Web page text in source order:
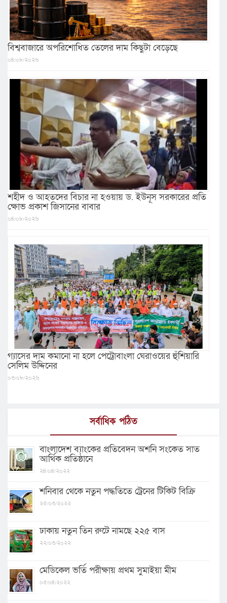
বিশ্ববাজারে অপরিশোধিত তেলের দাম কিছুটা বেড়েছে
০৪/০৮/২০২৬
শহীদ ও আহতদের বিচার না হওয়ায় ড. ইউনূস সরকারের প্রতি
ক্ষোভ প্রকাশ জিসানের বাবার
০৪/০৮/২০২৬
গ্যাসের দাম কমানো না হলে পেট্রোবাংলা ঘেরাওয়ের হুঁশিয়ারি
সেলিম উদ্দিনের
০৩/০৮/২০২৬
সর্বাধিক পঠিত
বাংলাদেশ ব্যাংকের প্রতিবেদন অশনি সংকেত সাত
আর্থিক প্রতিষ্ঠানে
২৪/০৪/২০২২
শনিবার থেকে নতুন পদ্ধতিতে ট্রেনের টিকিট বিক্রি
২৫/০৩/২০২২
ঢাকায় নতুন তিন রুটে নামছে ২২৫ বাস
২২/০৩/২০২২
মেডিকেল ভর্তি পরীক্ষায় প্রথম সুমাইয়া মীম
০৫/০৪/২০২২